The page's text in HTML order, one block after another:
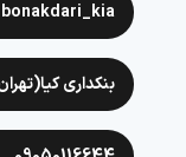
bonakdari_kia
بنکداری